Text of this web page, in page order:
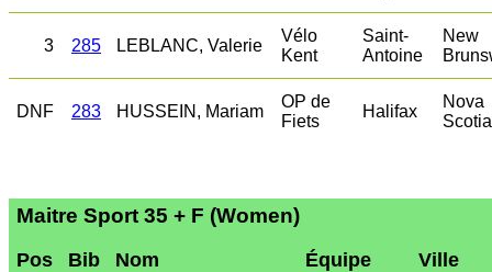
3 285 LEBLANC, Valerie
Vélo
Kent
Saint-
Antoine
New
DNF 283 HUSSEIN, Mariam
OP de
Fiets
Halifax
Nova
Scotia
Maitre Sport 35 + F (Women)
Pos Bib Nom Équipe Ville